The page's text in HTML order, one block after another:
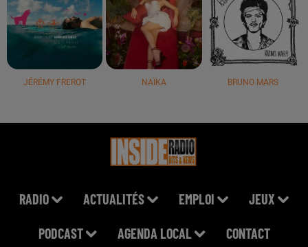
JÉRÉMY FREROT NAÏKA BRUNO MARS
RADIO ACTUALITÉS EMPLOI JEUX
PODCAST AGENDA LOCAL CONTACT